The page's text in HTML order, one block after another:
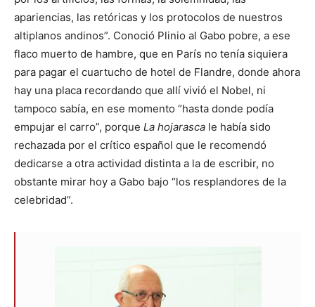
apariencias, las retóricas y los protocolos de nuestros
altiplanos andinos”. Conoció Plinio al Gabo pobre, a ese
flaco muerto de hambre, que en París no tenía siquiera
para pagar el cuartucho de hotel de Flandre, donde ahora
hay una placa recordando que allí vivió el Nobel, ni
tampoco sabía, en ese momento “hasta donde podía
empujar el carro”, porque La hojarasca le había sido
rechazada por el crítico español que le recomendó
dedicarse a otra actividad distinta a la de escribir, no
obstante mirar hoy a Gabo bajo “los resplandores de la
celebridad”.